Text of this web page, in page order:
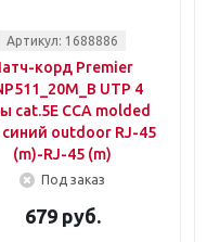
Артикул: 1688886
корд Premier
UTP 4
cat.5E CCA molded
outdoor RJ-45
(m)-RJ-45 (m)
Под заказ
679 руб.